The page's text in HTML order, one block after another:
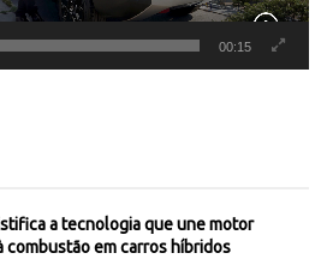
00:15
a tecnologia que une motor
combustão em carros híbridos